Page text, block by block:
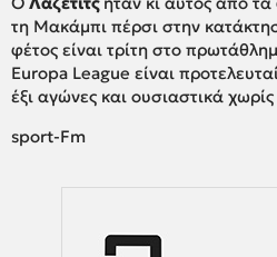
τη Μακάμπι πέρσι στην
φέτος είναι τρίτη στο
Europa League είναι
έξι αγώνες και ουσιαστικά
sport-Fm